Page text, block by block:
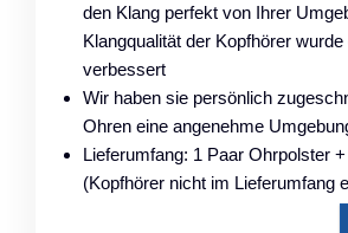
den Klang perfekt von Ihrer
Klangqualität der Kopfhörer
verbessert
Wir haben sie persönlich
Ohren eine angenehme
Lieferumfang: 1 Paar Ohrpolster
(Kopfhörer nicht im Lieferumfang